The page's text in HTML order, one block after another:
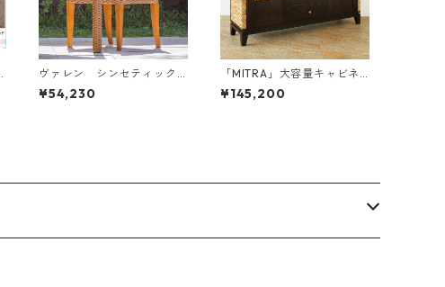
ヴァレン シンセティック
ヒヤシンス アームチェア
¥54,230
「MITRA」大容量キャビネ
ット
¥145,200